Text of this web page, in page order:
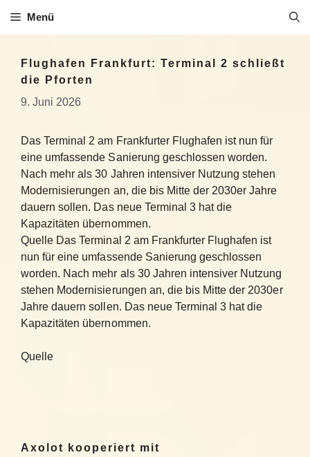
Inhalt
Menü
Flughafen Frankfurt: Terminal 2 schließt
die Pforten
9. Juni 2026
Das Terminal 2 am Frankfurter Flughafen ist nun für
eine umfassende Sanierung geschlossen worden.
Nach mehr als 30 Jahren intensiver Nutzung stehen
Modernisierungen an, die bis Mitte der 2030er Jahre
dauern sollen. Das neue Terminal 3 hat die
Kapazitäten übernommen.
Quelle Das Terminal 2 am Frankfurter Flughafen ist
nun für eine umfassende Sanierung geschlossen
worden. Nach mehr als 30 Jahren intensiver Nutzung
stehen Modernisierungen an, die bis Mitte der 2030er
Jahre dauern sollen. Das neue Terminal 3 hat die
Kapazitäten übernommen.
Quelle
Axolot kooperiert mit